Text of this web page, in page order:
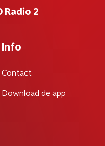
Radio 2
Info
Contact
Download de app